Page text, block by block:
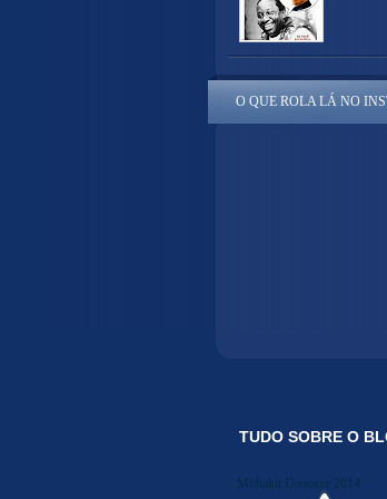
O QUE ROLA LÁ NO
TUDO SOBRE O
Midiakit Danosse 2014